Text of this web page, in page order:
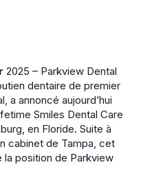
2025 – Parkview Dental
dentaire de premier
a annoncé aujourd’hui
Smiles Dental Care
en Floride. Suite à
cabinet de Tampa, cet
position de Parkview